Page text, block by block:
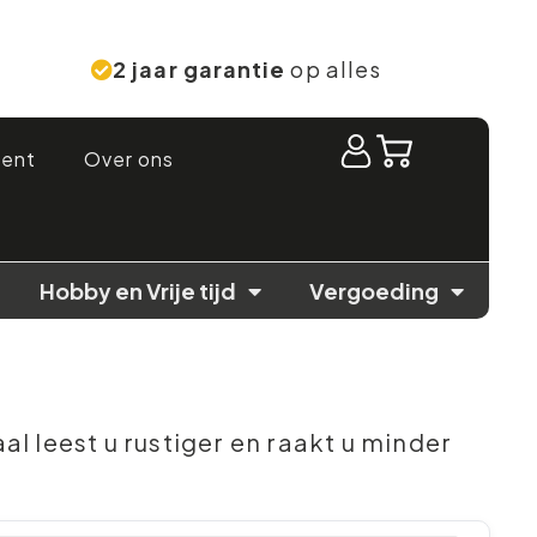
2 jaar garantie op alles
Over ons
Hobby en Vrije tijd Vergoeding
leest u rustiger en raakt u minder